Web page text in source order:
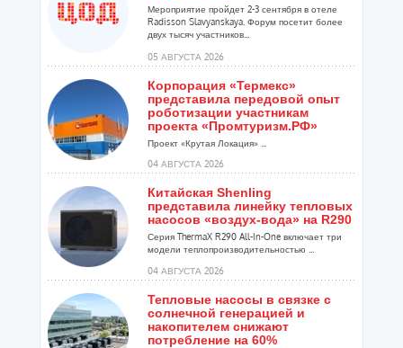
Мероприятие пройдет 2-3 сентября в отеле
Radisson Slavyanskaya. Форум посетит более
двух тысяч участников...
05 АВГУСТА 2026
Корпорация «Термекс»
представила передовой опыт
роботизации участникам
проекта «Промтуризм.РФ»
Проект «Крутая Локация» ...
04 АВГУСТА 2026
Китайская Shenling
представила линейку тепловых
насосов «воздух-вода» на R290
Серия ThermaX R290 All-In-One включает три
модели теплопроизводительностью ...
04 АВГУСТА 2026
Тепловые насосы в связке с
солнечной генерацией и
накопителем снижают
потребление на 60%